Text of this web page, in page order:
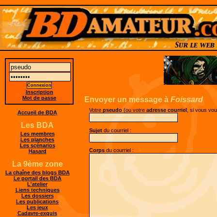
Envoyer un message à Foissard
Votrepseudo (ou votreadresse courriel , si vous
Sujet du courriel :
Corps du courriel :
Inscription
Mot de passe
Accueil de BDA
Les BDA
Les membres
Les planches
Les scénarios
Hasard
La 9ème zone
La chaîne des blogs BDA
Le portail des BDA
L'atelier
Liens techniques
Les dossiers
Les publications
Les jeux
Cadavre-exquis